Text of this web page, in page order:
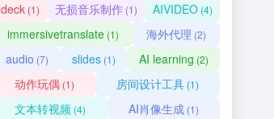
deck (1) 无损音乐制作 (1) AIVIDEO(4)
immersivetranslate (1) 海外代理 (2)
audio (7) slides(1) AI learning (2)
动作玩偶 (1) 房间设计工具 (1)
文本转视频 (4) AI肖像生成(1)